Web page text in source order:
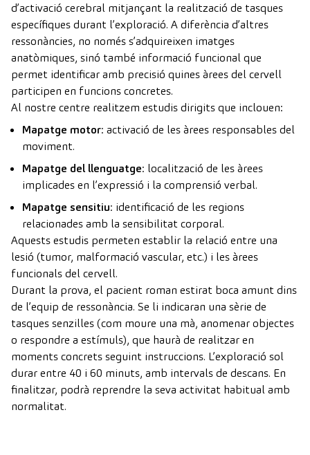
d’activació cerebral mitjançant la realització de tasques
específiques durant l’exploració. A diferència d’altres
ressonàncies, no només s’adquireixen imatges
anatòmiques, sinó també informació funcional que
permet identificar amb precisió quines àrees del cervell
participen en funcions concretes.
Al nostre centre realitzem estudis dirigits que inclouen:
Mapatge motor: activació de les àrees responsables del
moviment.
Mapatge del llenguatge: localització de les àrees
implicades en l’expressió i la comprensió verbal.
Mapatge sensitiu: identificació de les regions
relacionades amb la sensibilitat corporal.
Aquests estudis permeten establir la relació entre una
lesió (tumor, malformació vascular, etc.) i les àrees
funcionals del cervell.
Durant la prova, el pacient roman estirat boca amunt dins
de l’equip de ressonància. Se li indicaran una sèrie de
tasques senzilles (com moure una mà, anomenar objectes
o respondre a estímuls), que haurà de realitzar en
moments concrets seguint instruccions. L’exploració sol
durar entre 40 i 60 minuts, amb intervals de descans. En
finalitzar, podrà reprendre la seva activitat habitual amb
normalitat.